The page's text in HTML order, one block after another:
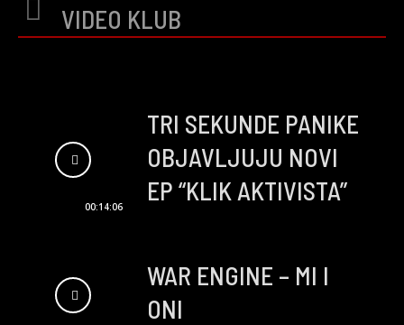
VIDEO KLUB
00:14:06
TRI SEKUNDE PANIKE
OBJAVLJUJU NOVI
EP “KLIK AKTIVISTA”
WAR ENGINE – MI I
ONI